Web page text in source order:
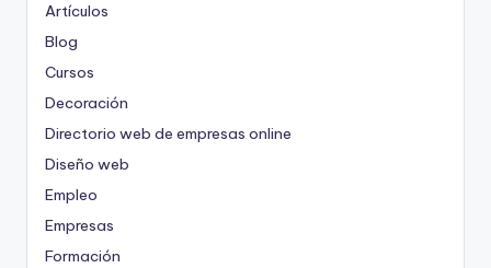
Artículos
Blog
Cursos
Decoración
Directorio web de empresas online
Diseño web
Empleo
Empresas
Formación